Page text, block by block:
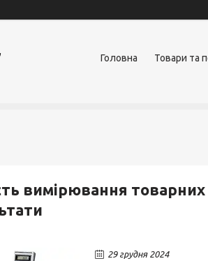
Головна Товари та
вимірювання
29 грудня 2024